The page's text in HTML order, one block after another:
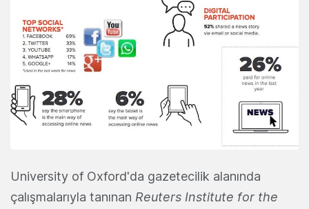
University of Oxford'da gazetecilik alanında
çalışmalarıyla tanınan Reuters Institute for the